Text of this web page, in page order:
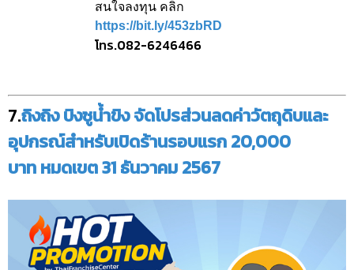
สนใจลงทุน คลิก
https://bit.ly/453zbRD
โทร.082-6246466
7.ถิงถิง บิงซูน้ำขิง จัดโปรส่วนลดค่าวัตถุดิบและ
อุปกรณ์สำหรับเปิดร้านรอบแรก 20,000
บาท หมดเขต 31 ธันวาคม 2567